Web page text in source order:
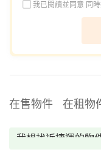
我已閱讀並同意 同
在售物件 在租物
我想找近捷運的物